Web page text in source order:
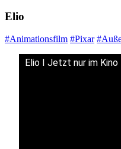
Elio
#Animationsfilm #Pixar
Elio I Jetzt nur im Kino